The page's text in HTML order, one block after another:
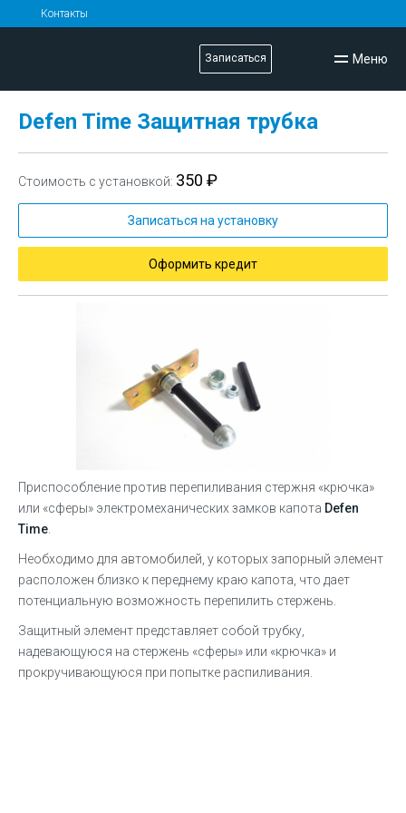
Контакты
Записаться Меню
Defen Time Защитная трубка
Стоимость с установкой: 350 ₽
Записаться на установку
Оформить кредит
Приспособление против перепиливания стержня «крючка»
или «сферы» электромеханических замков капота Defen
Time
Необходимо для автомобилей, у которых запорный элемент
расположен близко к переднему краю капота, что дает
потенциальную возможность перепилить стержень.
Защитный элемент представляет собой трубку,
надевающуюся на стержень «сферы» или «крючка» и
прокручивающуюся при попытке распиливания.